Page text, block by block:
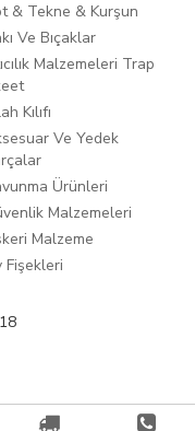
& Tekne & Kurşun
Ve Bıçaklar
Malzemeleri Trap
Kılıfı
Ve Yedek
Ürünleri
Malzemeleri
Malzeme
Fişekleri